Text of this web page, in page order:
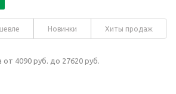
Новинки Хиты продаж
4090 руб. до 27620 руб.